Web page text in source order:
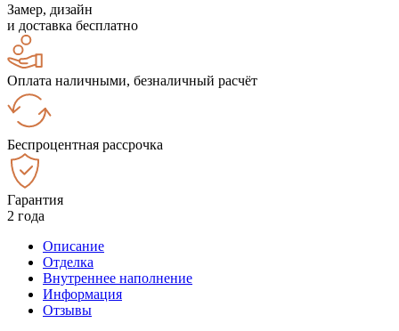
Замер, дизайн
и доставка бесплатно
Оплата наличными, безналичный расчёт
Беспроцентная рассрочка
Гарантия
2 года
Описание
Отделка
Внутреннее наполнение
Информация
Отзывы